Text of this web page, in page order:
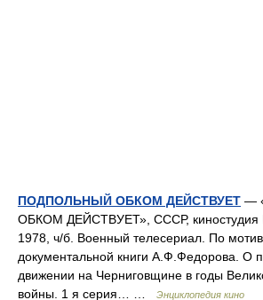
ПОДПОЛЬНЫЙ ОБКОМ ДЕЙСТВУЕТ —
ОБКОМ ДЕЙСТВУЕТ», СССР,
1978, ч/б. Военный телесериал. По
документальной книги А.Ф.Федорова. О
движении на Черниговщине в годы
войны. 1 я серия… …
Энциклопедия кино